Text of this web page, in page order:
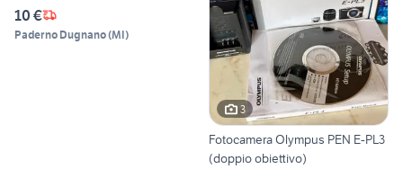
10 €
Paderno Dugnano(MI)
3
Fotocamera Olympus PEN E-PL3
(doppio obiettivo)